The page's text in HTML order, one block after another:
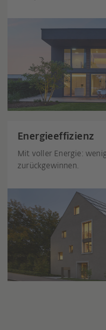
Energieeffizienz
Mit voller Energie:
zurückgewinnen.